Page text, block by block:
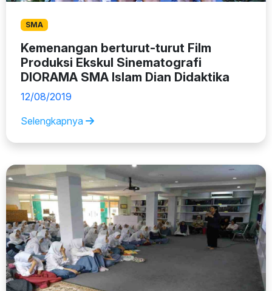
SMA
Kemenangan berturut-turut Film
Produksi Ekskul Sinematografi
DIORAMA SMA Islam Dian Didaktika
12/08/2019
Selengkapnya